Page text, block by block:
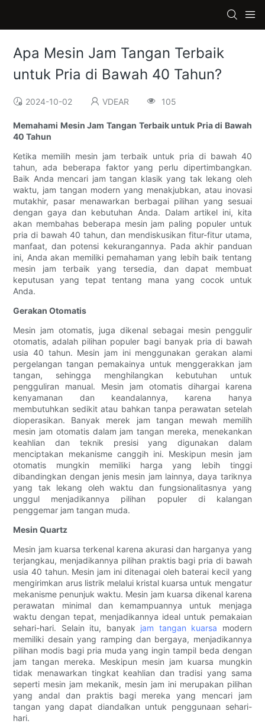
Apa Mesin Jam Tangan Terbaik
untuk Pria di Bawah 40 Tahun?
2024-10-02 VDEAR 105
Memahami Mesin Jam Tangan Terbaik untuk Pria di Bawah
40 Tahun
Ketika memilih mesin jam terbaik untuk pria di bawah 40
tahun, ada beberapa faktor yang perlu dipertimbangkan.
Baik Anda mencari jam tangan klasik yang tak lekang oleh
waktu, jam tangan modern yang menakjubkan, atau inovasi
mutakhir, pasar menawarkan berbagai pilihan yang sesuai
dengan gaya dan kebutuhan Anda. Dalam artikel ini, kita
akan membahas beberapa mesin jam paling populer untuk
pria di bawah 40 tahun, dan mendiskusikan fitur-fitur utama,
manfaat, dan potensi kekurangannya. Pada akhir panduan
ini, Anda akan memiliki pemahaman yang lebih baik tentang
mesin jam terbaik yang tersedia, dan dapat membuat
keputusan yang tepat tentang mana yang cocok untuk
Anda.
Gerakan Otomatis
Mesin jam otomatis, juga dikenal sebagai mesin penggulir
otomatis, adalah pilihan populer bagi banyak pria di bawah
usia 40 tahun. Mesin jam ini menggunakan gerakan alami
pergelangan tangan pemakainya untuk menggerakkan jam
tangan, sehingga menghilangkan kebutuhan untuk
pengguliran manual. Mesin jam otomatis dihargai karena
kenyamanan dan keandalannya, karena hanya
membutuhkan sedikit atau bahkan tanpa perawatan setelah
dioperasikan. Banyak merek jam tangan mewah memilih
mesin jam otomatis dalam jam tangan mereka, menekankan
keahlian dan teknik presisi yang digunakan dalam
menciptakan mekanisme canggih ini. Meskipun mesin jam
otomatis mungkin memiliki harga yang lebih tinggi
dibandingkan dengan jenis mesin jam lainnya, daya tariknya
yang tak lekang oleh waktu dan fungsionalitasnya yang
unggul menjadikannya pilihan populer di kalangan
penggemar jam tangan muda.
Mesin Quartz
Mesin jam kuarsa terkenal karena akurasi dan harganya yang
terjangkau, menjadikannya pilihan praktis bagi pria di bawah
usia 40 tahun. Mesin jam ini ditenagai oleh baterai kecil yang
mengirimkan arus listrik melalui kristal kuarsa untuk mengatur
mekanisme penunjuk waktu. Mesin jam kuarsa dikenal karena
perawatan minimal dan kemampuannya untuk menjaga
waktu dengan tepat, menjadikannya ideal untuk pemakaian
sehari-hari. Selain itu, banyak jam tangan kuarsa modern
memiliki desain yang ramping dan bergaya, menjadikannya
pilihan modis bagi pria muda yang ingin tampil beda dengan
jam tangan mereka. Meskipun mesin jam kuarsa mungkin
tidak menawarkan tingkat keahlian dan tradisi yang sama
seperti mesin jam mekanik, mesin jam ini merupakan pilihan
yang andal dan praktis bagi mereka yang mencari jam
tangan yang dapat diandalkan untuk penggunaan sehari-
hari.